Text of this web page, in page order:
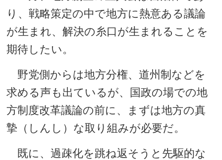
り、戦略策定の中で地方に熱意ある議論
が生まれ、解決の糸口が生まれることを
期待したい。
野党側からは地方分権、道州制などを
求める声も出ているが、国政の場での地
方制度改革議論の前に、まずは地方の真
摯（しんし）な取り組みが必要だ。
既に、過疎化を跳ね返そうと先駆的な